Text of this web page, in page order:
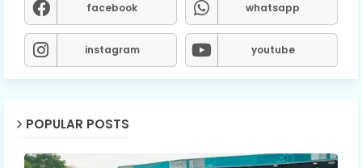
facebook whatsapp
instagram youtube
POPULAR POSTS